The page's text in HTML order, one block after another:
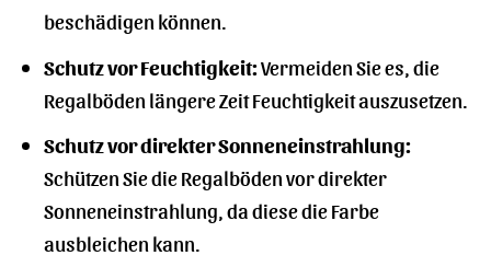
beschädigen können.
Schutz vor Feuchtigkeit:Vermeiden Sie es, die
Regalböden längere Zeit Feuchtigkeit auszusetzen.
Schutz vor direkter Sonneneinstrahlung:
Schützen Sie die Regalböden vor direkter
Sonneneinstrahlung, da diese die Farbe
ausbleichen kann.